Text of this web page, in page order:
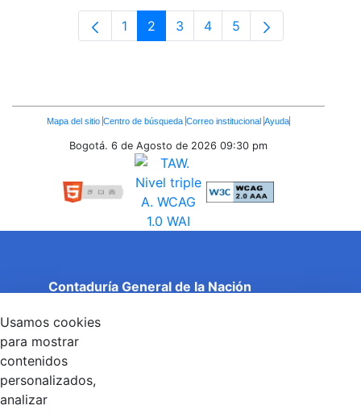
Página
1 Página
2 Página
3 Página
4 Página
5
Enlaces
Inferiores
Mapa del sitio Centro de búsqueda Correo institucional Ayuda
Bogotá. 6 de Agosto de 2026 09:30 pm
Contaduría General de la Nación
Entidad adscrita al Ministerio de Hacienda y Crédito
Público
Torre 1 (Aire) - Piso 15, Bogotá D.C., Colombia
Código Postal: 111071
Usamos cookies
para mostrar
contenidos
personalizados,
analizar